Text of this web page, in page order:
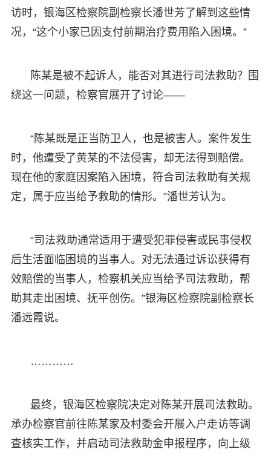
访时，银海区检察院副检察长潘世芳了解到这些情
况，“这个小家已因支付前期治疗费用陷入困境。”
陈某是被不起诉人，能否对其进行司法救助？围
绕这一问题，检察官展开了讨论——
“陈某既是正当防卫人，也是被害人。案件发生
时，他遭受了黄某的不法侵害，却无法得到赔偿。
现在他的家庭因案陷入困境，符合司法救助有关规
定，属于应当给予救助的情形。”潘世芳认为。
“司法救助通常适用于遭受犯罪侵害或民事侵权
后生活面临困境的当事人。对无法通过诉讼获得有
效赔偿的当事人，检察机关应当给予司法救助，帮
助其走出困境、抚平创伤。”银海区检察院副检察长
潘远霞说。
…………
最终，银海区检察院决定对陈某开展司法救助。
承办检察官前往陈某家及村委会开展入户走访等调
查核实工作，并启动司法救助金申报程序，向上级